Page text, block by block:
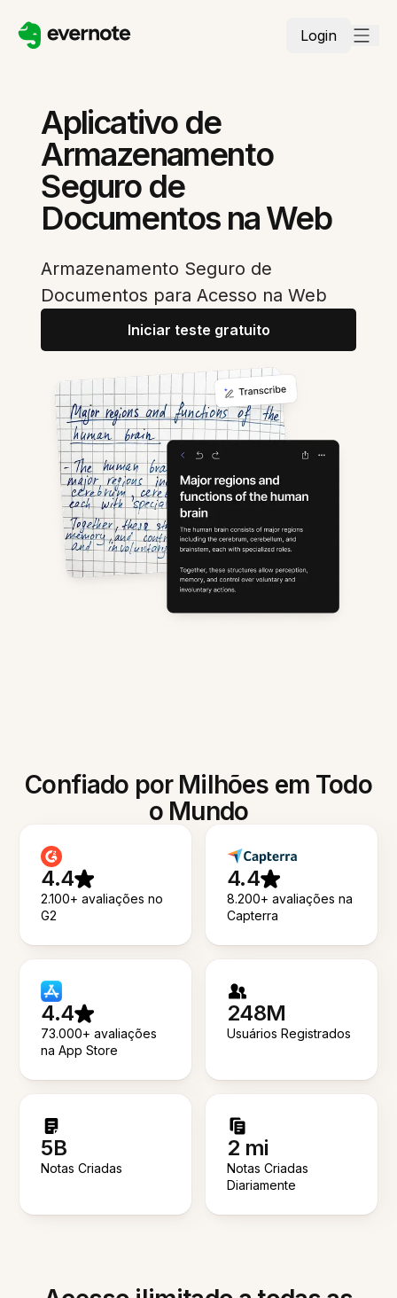
Login
Aplicativo de
Armazenamento
Seguro de
Documentos na Web
Armazenamento Seguro de
Documentos para Acesso na Web
Iniciar teste gratuito
Confiado por Milhões em Todo
o Mundo
4.4
2.100+ avaliações no
G2
4.4
8.200+ avaliações na
Capterra
4.4
73.000+ avaliações
na App Store
248M
Usuários Registrados
5B
Notas Criadas
2 mi
Notas Criadas
Diariamente